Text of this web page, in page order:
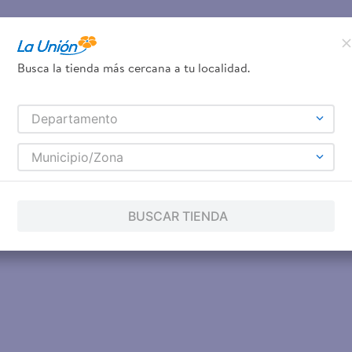
Busca la tienda más cercana a tu localidad.
Departamento
Municipio/Zona
BUSCAR TIENDA